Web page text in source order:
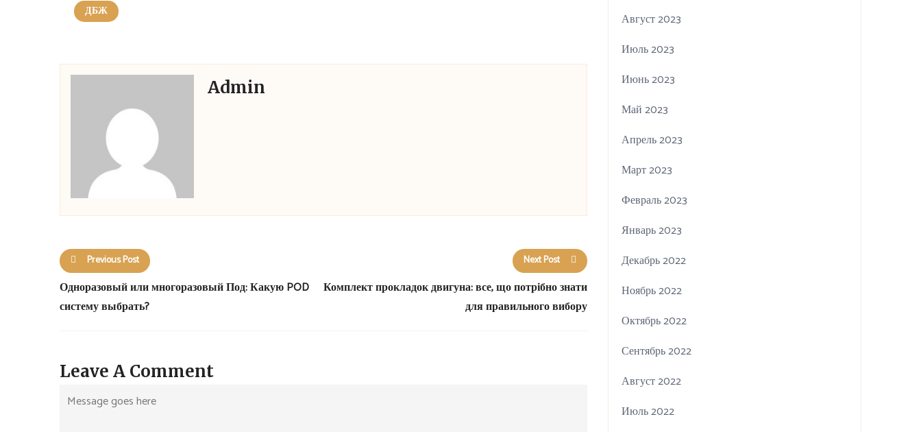
ДБЖ
Admin
Previous Post
Одноразовый или многоразовый Под: Какую POD
систему выбрать?
Next Post
Комплект прокладок двигуна: все, що потрібно знати
для правильного вибору
Leave A Comment
Август 2023
Июль 2023
Июнь 2023
Май 2023
Апрель 2023
Март 2023
Февраль 2023
Январь 2023
Декабрь 2022
Ноябрь 2022
Октябрь 2022
Сентябрь 2022
Август 2022
Июль 2022